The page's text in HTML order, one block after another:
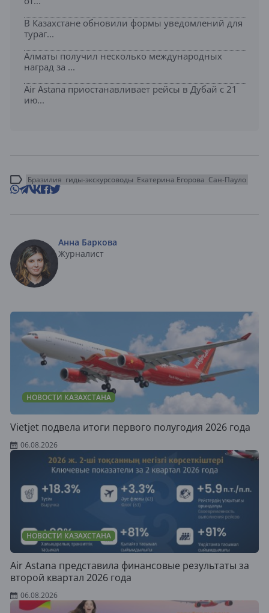
В Казахстане обновили формы уведомлений для
тураг...
Алматы получил несколько международных
наград за ...
Air Astana приостанавливает рейсы в Дубай с 21
ию...
Бразилия гиды-экскурсоводы Екатерина Егорова Сан-Пауло
Анна Баркова
Журналист
НОВОСТИ КАЗАХСТАНА
Vietjet подвела итоги первого полугодия 2026 года
06.08.2026
НОВОСТИ КАЗАХСТАНА
Air Astana представила финансовые результаты за
второй квартал 2026 года
06.08.2026